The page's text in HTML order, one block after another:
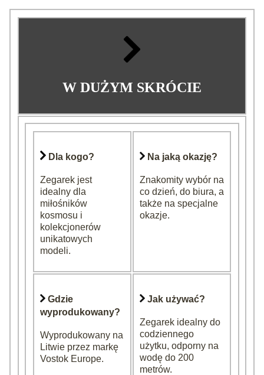
W DUŻYM SKRÓCIE
Dla kogo?
Zegarek jest
idealny dla
miłośników
kosmosu i
kolekcjonerów
unikatowych
modeli.
Na jaką okazję?
Znakomity wybór na
co dzień, do biura, a
także na specjalne
okazje.
Gdzie
wyprodukowany?
Wyprodukowany na
Litwie przez markę
Vostok Europe.
Jak używać?
Zegarek idealny do
codziennego
użytku, odporny na
wodę do 200
metrów.